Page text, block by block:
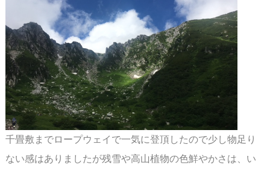
千畳敷までロープウェイで一気に登頂したので少し物足り
ない感はありましたが残雪や高山植物の色鮮やかさは、い